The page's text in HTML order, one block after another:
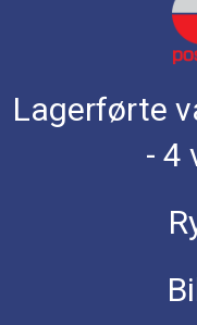
Lagerførte
- 4